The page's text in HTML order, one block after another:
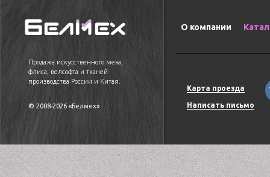
Продажа искусственного меха,
флиса, велсофта и тканей
производства России и Китая.
© 2008-2026 «Белмех»
О компании
Карта проезда
Написать письмо